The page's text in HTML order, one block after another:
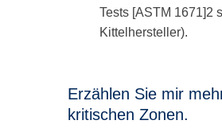
Tests [ASTM 1671]2
Kittelhersteller).
Erzählen Sie mir
kritischen Zonen.